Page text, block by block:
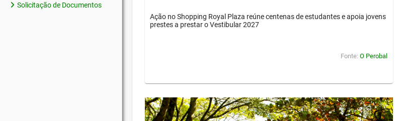
Solicitação de Documentos
Ação no Shopping Royal Plaza reúne centenas de estudantes e apoia jovens
prestes a prestar o Vestibular 2027
Fonte: O Perobal